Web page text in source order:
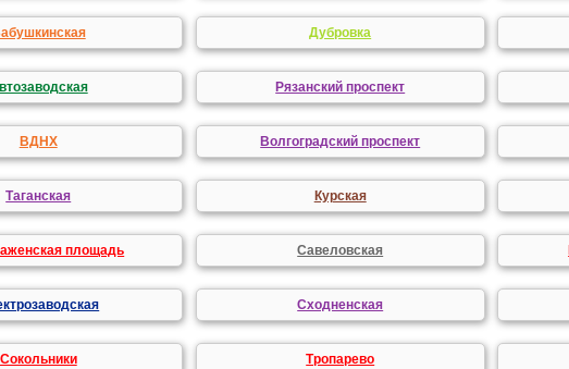
Дубровка
Рязанский проспект
ВДНХ Волгоградский проспект
Таганская Курская
площадь Савеловская
Сходненская
Сокольники Тропарево